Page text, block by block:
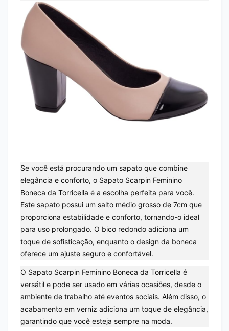
Se você está procurando um sapato que combine
elegância e conforto, o Sapato Scarpin Feminino
Boneca da Torricella é a escolha perfeita para você.
Este sapato possui um salto médio grosso de 7cm que
proporciona estabilidade e conforto, tornando-o ideal
para uso prolongado. O bico redondo adiciona um
toque de sofisticação, enquanto o design da boneca
oferece um ajuste seguro e confortável.
O Sapato Scarpin Feminino Boneca da Torricella é
versátil e pode ser usado em várias ocasiões, desde o
ambiente de trabalho até eventos sociais. Além disso, o
acabamento em verniz adiciona um toque de elegância,
garantindo que você esteja sempre na moda.